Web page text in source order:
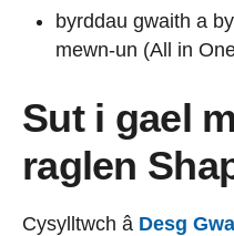
byrddau gwaith a
mewn-un (All in
Sut i gael
raglen
Cysylltwch â Desg